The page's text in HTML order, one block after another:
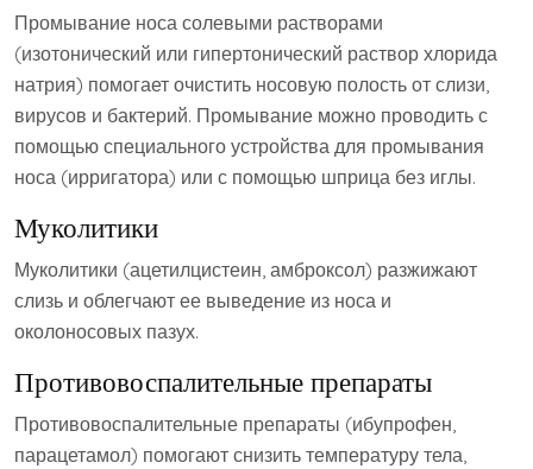
Промывание носа солевыми растворами
(изотонический или гипертонический раствор хлорида
натрия) помогает очистить носовую полость от слизи‚
вирусов и бактерий. Промывание можно проводить с
помощью специального устройства для промывания
носа (ирригатора) или с помощью шприца без иглы.
Муколитики
Муколитики (ацетилцистеин‚ амброксол) разжижают
слизь и облегчают ее выведение из носа и
околоносовых пазух.
Противовоспалительные препараты
Противовоспалительные препараты (ибупрофен‚
парацетамол) помогают снизить температуру тела‚